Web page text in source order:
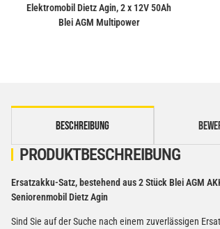
Elektromobil Dietz Agin, 2 x 12V 50Ah
Blei AGM Multipower
BESCHREIBUNG
PRODUKTBESCHREIBUNG
Ersatzakku-Satz, bestehend aus 2 Stück Blei AGM
Seniorenmobil Dietz Agin
Sind Sie auf der Suche nach einem zuverlässigen